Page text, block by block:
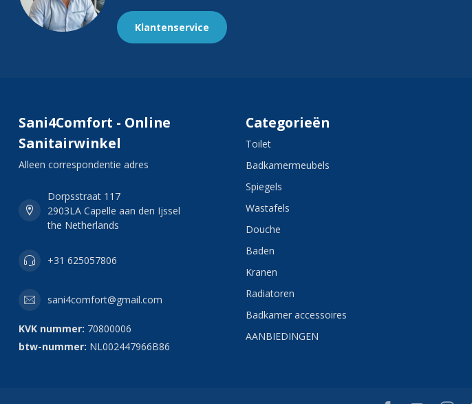
Klantenservice
Sani4Comfort - Online
Sanitairwinkel
Alleen correspondentie adres
Dorpsstraat 117
2903LA Capelle aan den Ijssel
the Netherlands
+31 625057806
sani4comfort@gmail.com
KVK nummer: 70800006
btw-nummer: NL002447966B86
Categorieën
Toilet
Badkamermeubels
Spiegels
Wastafels
Douche
Baden
Kranen
Radiatoren
Badkamer accessoires
AANBIEDINGEN